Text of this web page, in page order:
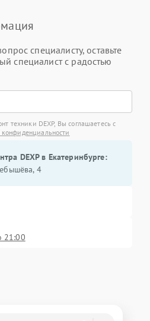
специалисту, оставьте
специалист с радостью
техники DEXP, Вы соглашаетесь с
DEXP в Екатеринбурге:
4
21:00